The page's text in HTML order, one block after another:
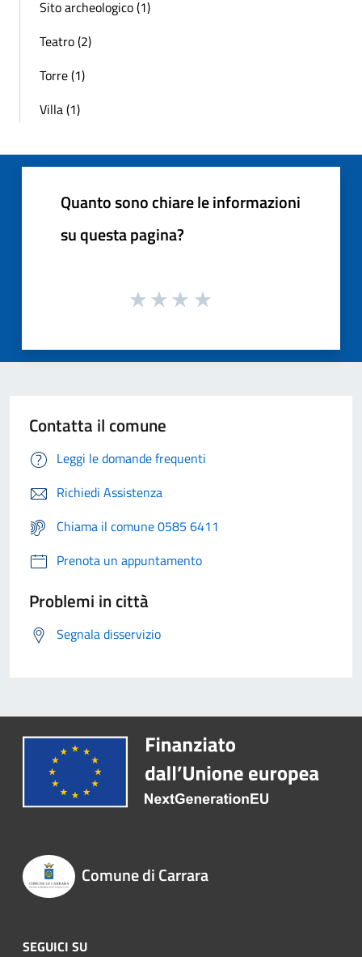
Sito archeologico (1)
Teatro (2)
Torre (1)
Villa (1)
Quanto sono chiare le informazioni
su questa pagina?
Contatta il comune
Leggi le domande frequenti
Richiedi Assistenza
Chiama il comune 0585 6411
Prenota un appuntamento
Problemi in città
Segnala disservizio
Comune di Carrara
SEGUICI SU